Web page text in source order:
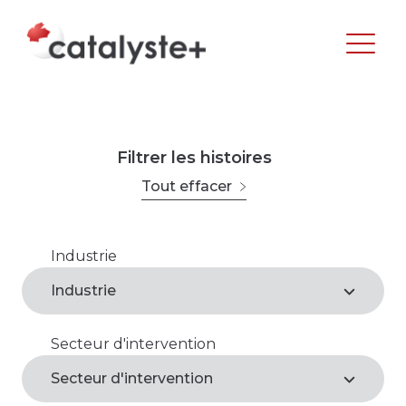
Filtrer les histoires
Tout effacer
Industrie
Industrie
Agroalimentaire
Arts, loisirs et culture
Secteur d'intervention
Secteur d'intervention
Agroalimentaire*